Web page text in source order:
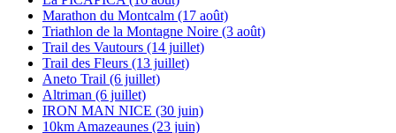
Marathon du Montcalm (17 août)
Triathlon de la Montagne Noire (3 août)
Trail des Vautours (14 juillet)
Trail des Fleurs (13 juillet)
Aneto Trail (6 juillet)
Altriman (6 juillet)
IRON MAN NICE (30 juin)
10km Amazeaunes (23 juin)